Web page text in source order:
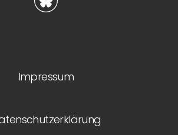
Impressum